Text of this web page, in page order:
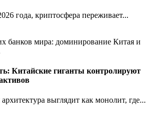
года, криптосфера переживает...
Китайские гиганты контролируют
выглядит как монолит, где...